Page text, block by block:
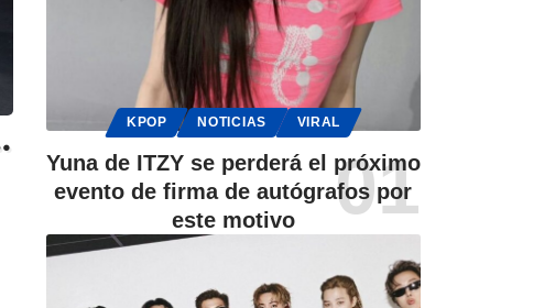
KPOP NOTICIAS VIRAL
Yuna de ITZY se perderá el próximo
evento de firma de autógrafos por
este motivo